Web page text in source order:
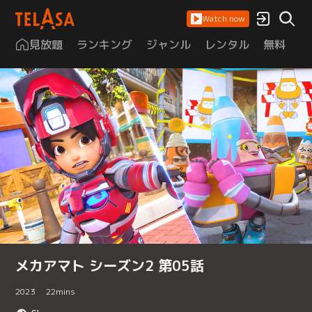
Watch now
見放題 ランキング ジャンル レンタル 無料
メカアマト シーズン2 第05話
2023 22mins